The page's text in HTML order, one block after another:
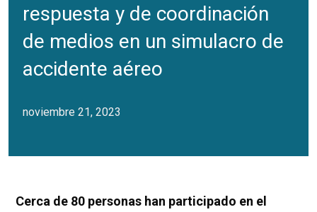
respuesta y de coordinación
de medios en un simulacro de
accidente aéreo
noviembre 21, 2023
Cerca de 80 personas han participado en el